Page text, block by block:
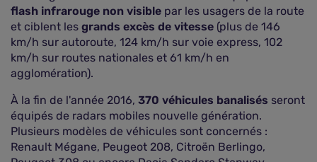
flash infrarouge non visible par les usagers de la route
et ciblent les grands excès de vitesse (plus de 146
km/h sur autoroute, 124 km/h sur voie express, 102
km/h sur routes nationales et 61 km/h en
agglomération).
À la fin de l'année 2016, 370 véhicules banalisés seront
équipés de radars mobiles nouvelle génération.
Plusieurs modèles de véhicules sont concernés :
Renault Mégane, Peugeot 208, Citroën Berlingo,